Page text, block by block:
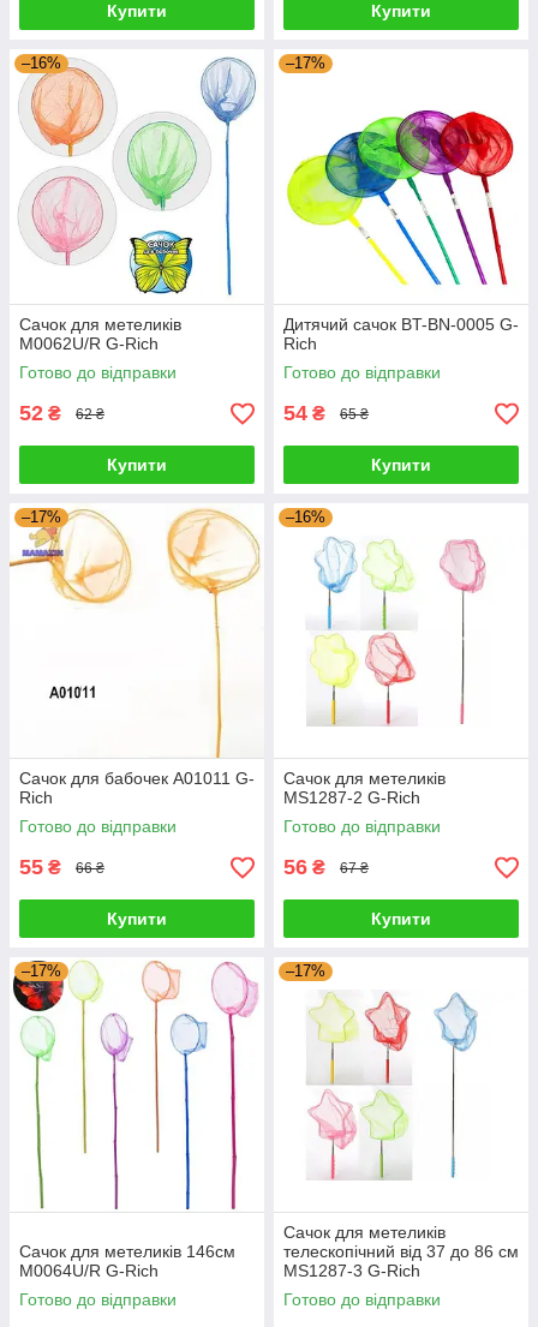
Купити Купити
–16%
Сачок для метеликів
M0062U/R G-Rich
Готово до відправки
52 ₴ 62 ₴
Купити
–17%
Дитячий сачок BT-BN-0005 G-
Rich
Готово до відправки
54 ₴ 65 ₴
Купити
–17%
Сачок для бабочек A01011 G-
Rich
Готово до відправки
55 ₴ 66 ₴
Купити
–16%
Сачок для метеликів
MS1287-2 G-Rich
Готово до відправки
56 ₴ 67 ₴
Купити
–17%
Сачок для метеликів 146см
M0064U/R G-Rich
Готово до відправки
–17%
Сачок для метеликів
телескопічний від 37 до 86 см
MS1287-3 G-Rich
Готово до відправки